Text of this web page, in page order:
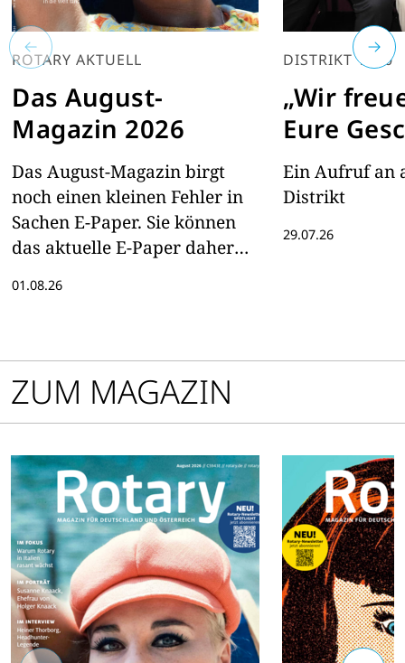
ROTARY AKTUELL
Das August-
Magazin 2026
Das August-Magazin birgt
noch einen kleinen Fehler in
Sachen E-Paper. Sie können
das aktuelle E-Paper daher
01.08.26
DISTRIKT 1940
„Wir
Eure
Ein Aufruf an
Distrikt
29.07.26
ZUM MAGAZIN